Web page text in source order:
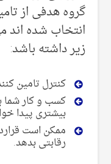
گروه هدفی از
انتخاب شده اند
زیر داشته باشد:
کنترل تامین
کسب و کار شما
بیشتری پیدا
ممکن است
رقابتی بدهد.